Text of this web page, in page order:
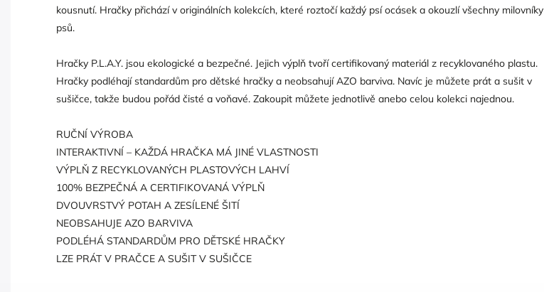
kousnutí. Hračky přichází v originálních kolekcích, které roztočí každý psí ocásek a okouzlí všechny milovníky
psů.
Hračky P.L.A.Y. jsou ekologické a bezpečné. Jejich výplň tvoří certifikovaný materiál z recyklovaného plastu.
Hračky podléhají standardům pro dětské hračky a neobsahují AZO barviva. Navíc je můžete prát a sušit v
sušičce, takže budou pořád čisté a voňavé. Zakoupit můžete jednotlivě anebo celou kolekci najednou.
RUČNÍ VÝROBA
INTERAKTIVNÍ – KAŽDÁ HRAČKA MÁ JINÉ VLASTNOSTI
VÝPLŇ Z RECYKLOVANÝCH PLASTOVÝCH LAHVÍ
100% BEZPEČNÁ A CERTIFIKOVANÁ VÝPLŇ
DVOUVRSTVÝ POTAH A ZESÍLENÉ ŠITÍ
NEOBSAHUJE AZO BARVIVA
PODLÉHÁ STANDARDŮM PRO DĚTSKÉ HRAČKY
LZE PRÁT V PRAČCE A SUŠIT V SUŠIČCE